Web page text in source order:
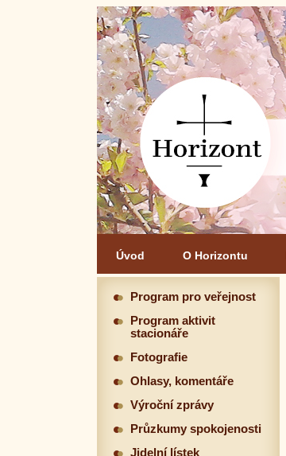
Úvod O Horizontu
Program pro veřejnost
Program aktivit
stacionáře
Fotografie
Ohlasy, komentáře
Výroční zprávy
Průzkumy spokojenosti
Jidelní lístek